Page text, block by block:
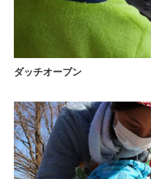
ダッチオーブン